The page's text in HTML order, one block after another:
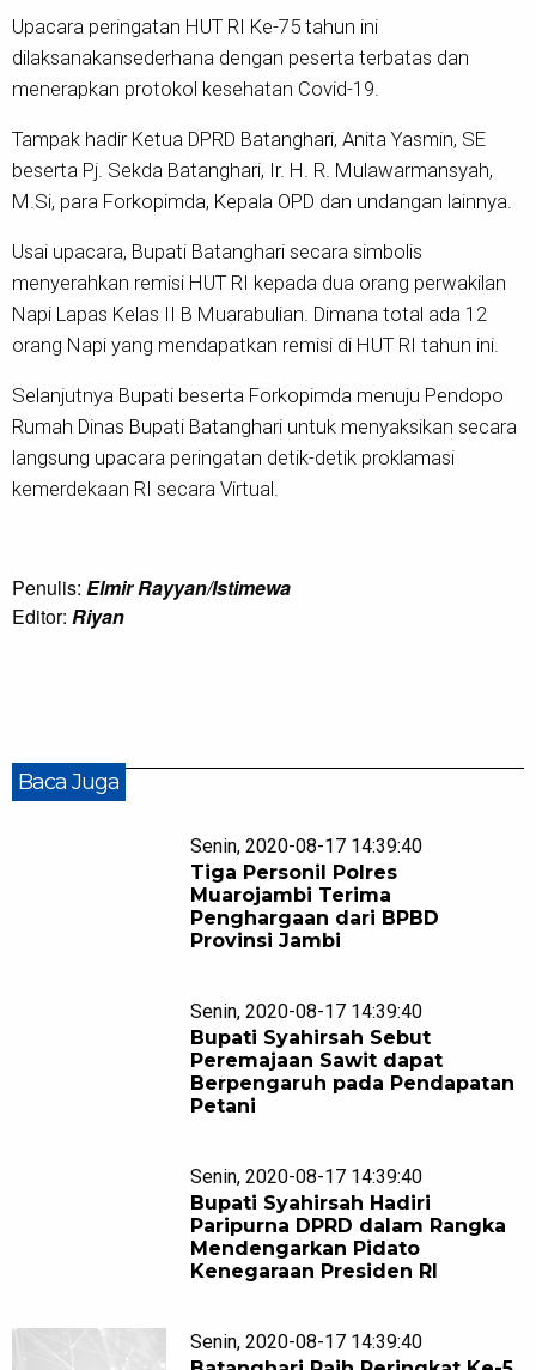
Upacara peringatan HUT RI Ke-75 tahun ini
dilaksanakansederhana dengan peserta terbatas dan
menerapkan protokol kesehatan Covid-19.
Tampak hadir Ketua DPRD Batanghari, Anita Yasmin, SE
beserta Pj. Sekda Batanghari, Ir. H. R. Mulawarmansyah,
M.Si, para Forkopimda, Kepala OPD dan undangan lainnya.
Usai upacara, Bupati Batanghari secara simbolis
menyerahkan remisi HUT RI kepada dua orang perwakilan
Napi Lapas Kelas II B Muarabulian. Dimana total ada 12
orang Napi yang mendapatkan remisi di HUT RI tahun ini.
Selanjutnya Bupati beserta Forkopimda menuju Pendopo
Rumah Dinas Bupati Batanghari untuk menyaksikan secara
langsung upacara peringatan detik-detik proklamasi
kemerdekaan RI secara Virtual.
Penulis: Elmir Rayyan/Istimewa
Editor: Riyan
Baca Juga
Senin, 2020-08-17 14:39:40
Tiga Personil Polres
Muarojambi Terima
Penghargaan dari BPBD
Provinsi Jambi
Senin, 2020-08-17 14:39:40
Bupati Syahirsah Sebut
Peremajaan Sawit dapat
Berpengaruh pada Pendapatan
Petani
Senin, 2020-08-17 14:39:40
Bupati Syahirsah Hadiri
Paripurna DPRD dalam Rangka
Mendengarkan Pidato
Kenegaraan Presiden RI
Senin, 2020-08-17 14:39:40